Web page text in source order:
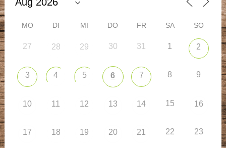
MO DI MI DO FR SA SO
27 28 29 30 31 1 2
3 4 5 6 7 8 9
10 11 12 13 14 15 16
17 18 19 20 21 22 23